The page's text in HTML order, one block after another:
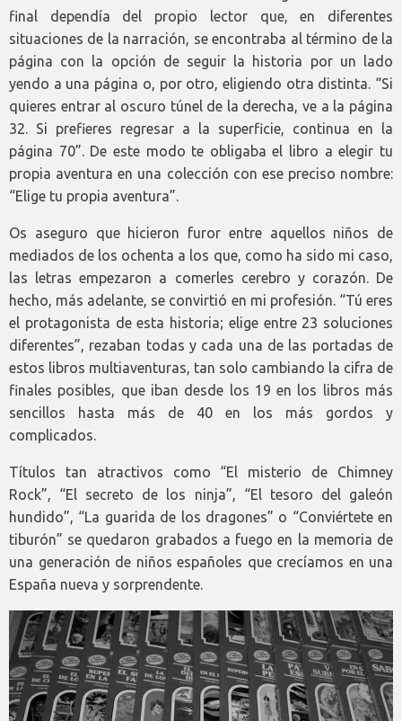
final dependía del propio lector que, en diferentes
situaciones de la narración, se encontraba al término de la
página con la opción de seguir la historia por un lado
yendo a una página o, por otro, eligiendo otra distinta. “Si
quieres entrar al oscuro túnel de la derecha, ve a la página
32. Si prefieres regresar a la superficie, continua en la
página 70”. De este modo te obligaba el libro a elegir tu
propia aventura en una colección con ese preciso nombre:
“Elige tu propia aventura”.
Os aseguro que hicieron furor entre aquellos niños de
mediados de los ochenta a los que, como ha sido mi caso,
las letras empezaron a comerles cerebro y corazón. De
hecho, más adelante, se convirtió en mi profesión. “Tú eres
el protagonista de esta historia; elige entre 23 soluciones
diferentes”, rezaban todas y cada una de las portadas de
estos libros multiaventuras, tan solo cambiando la cifra de
finales posibles, que iban desde los 19 en los libros más
sencillos hasta más de 40 en los más gordos y
complicados.
Títulos tan atractivos como “El misterio de Chimney
Rock”, “El secreto de los ninja”, “El tesoro del galeón
hundido”, “La guarida de los dragones” o “Conviértete en
tiburón” se quedaron grabados a fuego en la memoria de
una generación de niños españoles que crecíamos en una
España nueva y sorprendente.